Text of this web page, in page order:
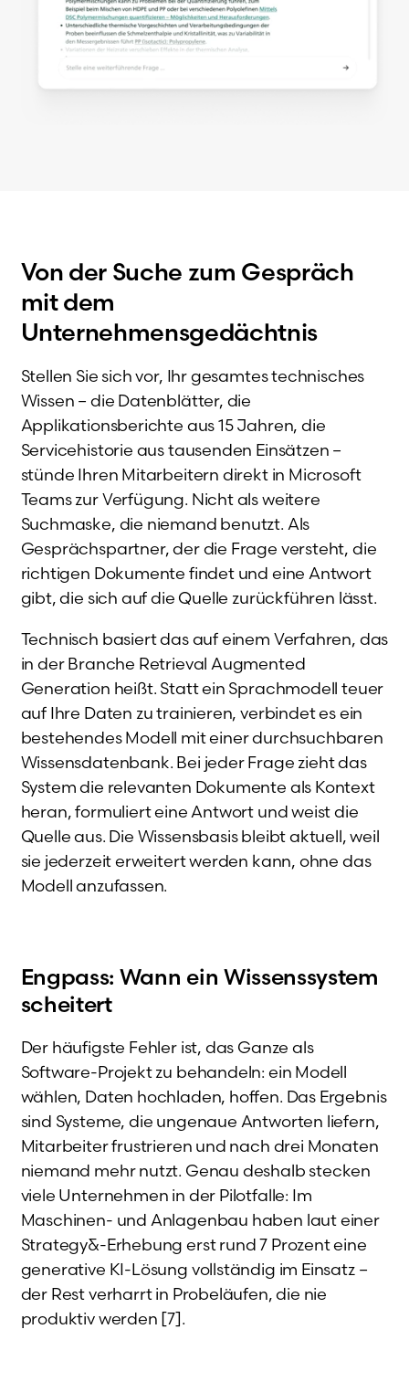
Von der Suche zum Gespräch
mit dem
Unternehmensgedächtnis
Stellen Sie sich vor, Ihr gesamtes technisches
Wissen – die Datenblätter, die
Applikationsberichte aus 15 Jahren, die
Servicehistorie aus tausenden Einsätzen –
stünde Ihren Mitarbeitern direkt in Microsoft
Teams zur Verfügung. Nicht als weitere
Suchmaske, die niemand benutzt. Als
Gesprächspartner, der die Frage versteht, die
richtigen Dokumente findet und eine Antwort
gibt, die sich auf die Quelle zurückführen lässt.
Technisch basiert das auf einem Verfahren, das
in der Branche Retrieval Augmented
Generation heißt. Statt ein Sprachmodell teuer
auf Ihre Daten zu trainieren, verbindet es ein
bestehendes Modell mit einer durchsuchbaren
Wissensdatenbank. Bei jeder Frage zieht das
System die relevanten Dokumente als Kontext
heran, formuliert eine Antwort und weist die
Quelle aus. Die Wissensbasis bleibt aktuell, weil
sie jederzeit erweitert werden kann, ohne das
Modell anzufassen.
Engpass: Wann ein Wissenssystem
scheitert
Der häufigste Fehler ist, das Ganze als
Software-Projekt zu behandeln: ein Modell
wählen, Daten hochladen, hoffen. Das Ergebnis
sind Systeme, die ungenaue Antworten liefern,
Mitarbeiter frustrieren und nach drei Monaten
niemand mehr nutzt. Genau deshalb stecken
viele Unternehmen in der Pilotfalle: Im
Maschinen- und Anlagenbau haben laut einer
Strategy&-Erhebung erst rund 7 Prozent eine
generative KI-Lösung vollständig im Einsatz –
der Rest verharrt in Probeläufen, die nie
produktiv werden [7].